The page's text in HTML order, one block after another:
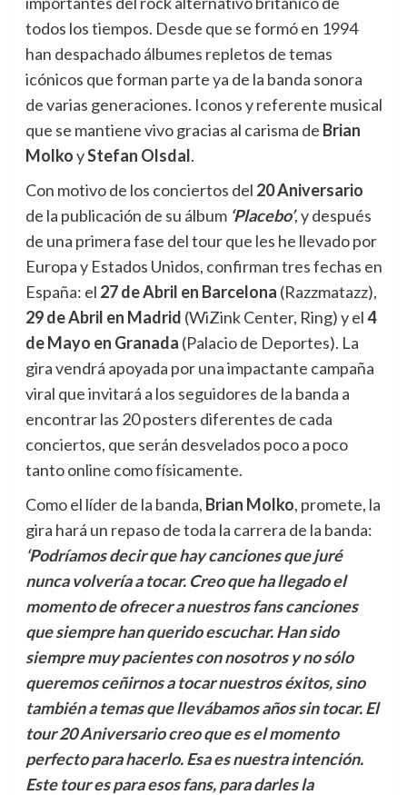
todos los tiempos. Desde que se formó en 1994
han despachado álbumes repletos de temas
icónicos que forman parte ya de la banda sonora
de varias generaciones. Iconos y referente musical
que se mantiene vivo gracias al carisma de Brian
MolkoyStefan Olsdal.
Con motivo de los conciertos del 20 Aniversario
de la publicación de su álbum ‘Placebo’, y después
de una primera fase del tour que les he llevado por
Europa y Estados Unidos, confirman tres fechas en
España: el 27 de Abril en Barcelona (Razzmatazz),
29 de Abril en Madrid (WiZink Center, Ring) y el4
de Mayo en Granada (Palacio de Deportes). La
gira vendrá apoyada por una impactante campaña
viral que invitará a los seguidores de la banda a
encontrar las 20 posters diferentes de cada
conciertos, que serán desvelados poco a poco
tanto online como físicamente.
Como el líder de la banda, Brian Molko, promete, la
gira hará un repaso de toda la carrera de la banda:
‘Podríamos decir que hay canciones que juré
nunca volvería a tocar. Creo que ha llegado el
momento de ofrecer a nuestros fans canciones
que siempre han querido escuchar. Han sido
siempre muy pacientes con nosotros y no sólo
queremos ceñirnos a tocar nuestros éxitos, sino
también a temas que llevábamos años sin tocar. El
tour 20 Aniversario creo que es el momento
perfecto para hacerlo. Esa es nuestra intención.
Este tour es para esos fans, para darles la